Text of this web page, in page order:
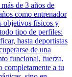
de 3 años de
como entrenador
objetivos físicos y
tipo de perfiles:
hasta deportistas
de una
funcional, fuerza,
completamente a tu